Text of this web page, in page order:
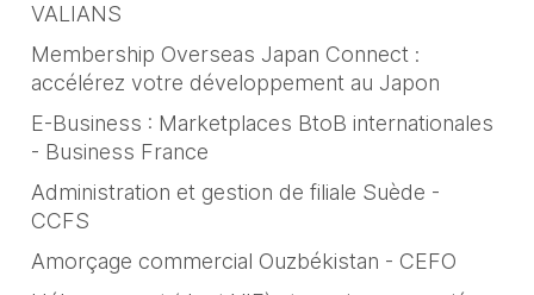
VALIANS
Membership Overseas Japan Connect :
accélérez votre développement au Japon
E-Business : Marketplaces BtoB internationales
- Business France
Administration et gestion de filiale Suède -
CCFS
Amorçage commercial Ouzbékistan - CEFO